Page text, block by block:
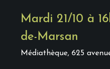
Mardi 21/10 à
de-Marsan
Médiathèque, 625